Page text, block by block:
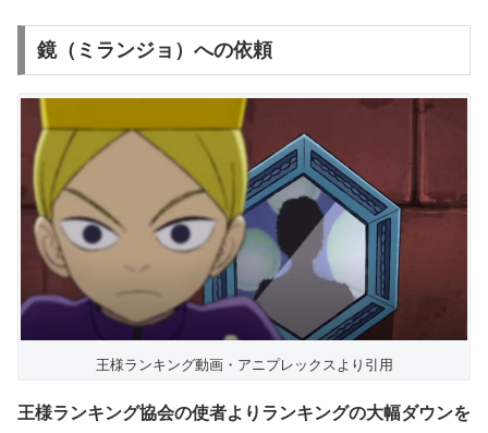
鏡（ミランジョ）への依頼
王様ランキング動画・アニプレックスより引用
王様ランキング協会の使者よりランキングの大幅ダウンを